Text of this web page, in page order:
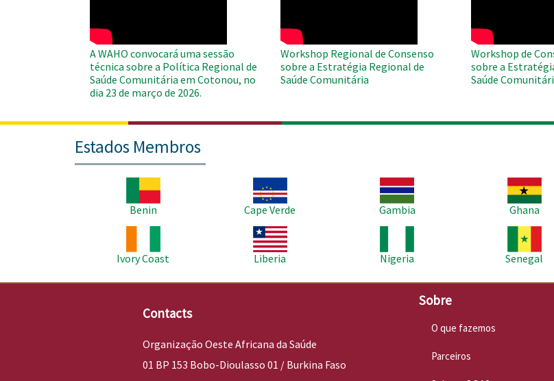
A WAHO convocará uma sessão
técnica sobre a Política Regional de
Saúde Comunitária em Cotonou, no
dia 23 de março de 2026.
Workshop Regional de Consenso
sobre a Estratégia Regional de
Saúde Comunitária
Workshop de
sobre a
Saúde
Estados Membros
Benin
Cape Verde
Imagem
Gambia
Imagem
Ghana
Ivory Coast
Imagem
Liberia
Nigeria
Senegal
Contacts
Organização Oeste Africana da Saúde
01 BP 153 Bobo-Dioulasso 01 / Burkina Faso
Sobre
O que fazemos
Parceiros